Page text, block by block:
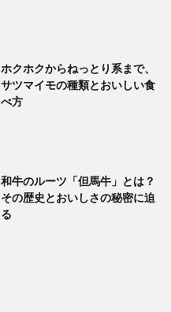
ホクホクからねっとり系まで、
サツマイモの種類とおいしい食
べ方
和牛のルーツ「但馬牛」とは？
その歴史とおいしさの秘密に迫
る